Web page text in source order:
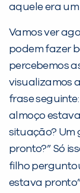
aquele era
Vamos ver
podem fazer
percebemos
visualizamos
frase
almoço
situação? Um
pronto?” Só
filho
estava